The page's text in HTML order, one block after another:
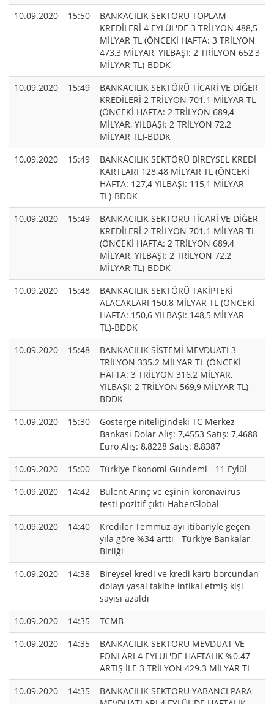
10.09.2020
15:50
BANKACILIK SEKTÖRÜ TOPLAM
KREDİLERİ 4 EYLÜL'DE 3 TRİLYON 488,5
MİLYAR TL (ÖNCEKİ HAFTA: 3 TRİLYON
473,3 MİLYAR, YILBAŞI: 2 TRİLYON 652,3
MİLYAR TL)-BDDK
10.09.2020
15:49
BANKACILIK SEKTÖRÜ TİCARİ VE DİĞER
KREDİLERİ 2 TRİLYON 701.1 MİLYAR TL
(ÖNCEKİ HAFTA: 2 TRİLYON 689,4
MİLYAR, YILBAŞI: 2 TRİLYON 72,2
MİLYAR TL)-BDDK
10.09.2020
15:49
BANKACILIK SEKTÖRÜ BİREYSEL KREDİ
KARTLARI 128.48 MİLYAR TL (ÖNCEKİ
HAFTA: 127,4 YILBAŞI: 115,1 MİLYAR
TL)-BDDK
10.09.2020
15:49
BANKACILIK SEKTÖRÜ TİCARİ VE DİĞER
KREDİLERİ 2 TRİLYON 701.1 MİLYAR TL
(ÖNCEKİ HAFTA: 2 TRİLYON 689,4
MİLYAR, YILBAŞI: 2 TRİLYON 72,2
MİLYAR TL)-BDDK
10.09.2020
15:48
BANKACILIK SEKTÖRÜ TAKİPTEKİ
ALACAKLARI 150.8 MİLYAR TL (ÖNCEKİ
HAFTA: 150,6 YILBAŞI: 148,5 MİLYAR
TL)-BDDK
10.09.2020
15:48
BANKACILIK SİSTEMİ MEVDUATI 3
TRİLYON 335.2 MİLYAR TL (ÖNCEKİ
HAFTA: 3 TRİLYON 316,2 MİLYAR,
YILBAŞI: 2 TRİLYON 569,9 MİLYAR TL)-
BDDK
10.09.2020
15:30
Gösterge niteliğindeki TC Merkez
Bankası Dolar Alış: 7,4553 Satış: 7,4688
Euro Alış: 8,8228 Satış: 8,8387
10.09.2020
15:00
Türkiye Ekonomi Gündemi - 11 Eylül
10.09.2020
14:42
Bülent Arınç ve eşinin koronavirüs
testi pozitif çıktı-HaberGlobal
10.09.2020
14:40
Krediler Temmuz ayı itibariyle geçen
yıla göre %34 arttı - Türkiye Bankalar
Birliği
10.09.2020
14:38
Bireysel kredi ve kredi kartı borcundan
dolayı yasal takibe intikal etmiş kişi
sayısı azaldı
10.09.2020
14:35
TCMB
10.09.2020
14:35
BANKACILIK SEKTÖRÜ MEVDUAT VE
FONLARI 4 EYLÜL'DE HAFTALIK %0.47
ARTIŞ İLE 3 TRİLYON 429.3 MİLYAR TL
10.09.2020
14:35
BANKACILIK SEKTÖRÜ YABANCI PARA